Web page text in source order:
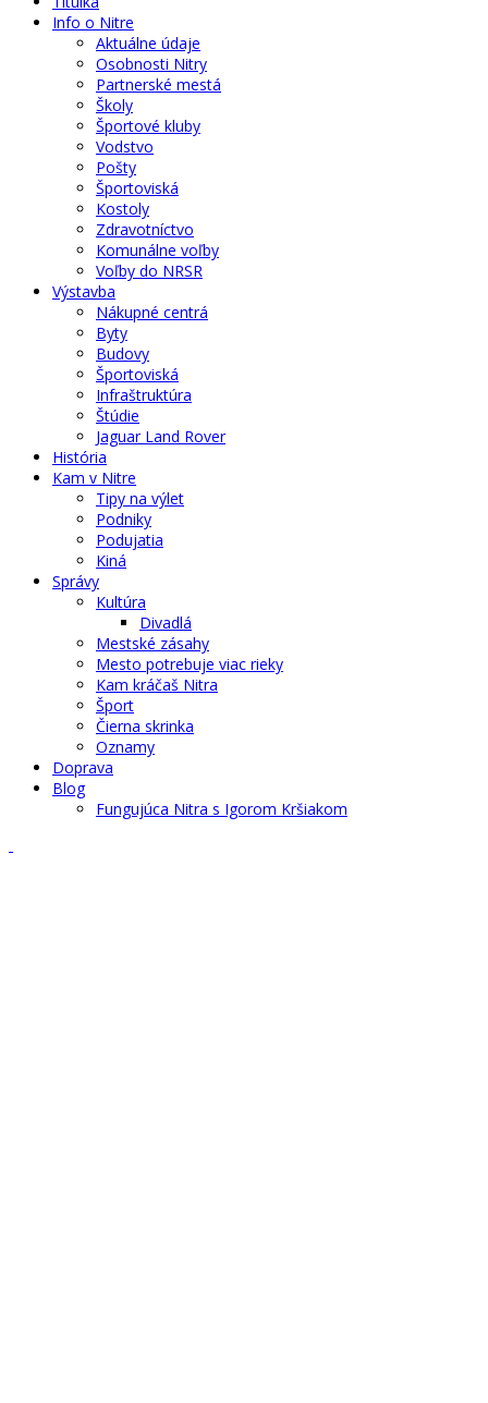
Info o Nitre
Aktuálne údaje
Osobnosti Nitry
Partnerské mestá
Školy
Športové kluby
Vodstvo
Pošty
Športoviská
Kostoly
Zdravotníctvo
Komunálne voľby
Voľby do NRSR
Výstavba
Nákupné centrá
Byty
Budovy
Športoviská
Infraštruktúra
Štúdie
Jaguar Land Rover
História
Kam v Nitre
Tipy na výlet
Podniky
Podujatia
Kiná
Správy
Kultúra
Divadlá
Mestské zásahy
Mesto potrebuje viac rieky
Kam kráčaš Nitra
Šport
Čierna skrinka
Oznamy
Doprava
Blog
Fungujúca Nitra s Igorom Kršiakom